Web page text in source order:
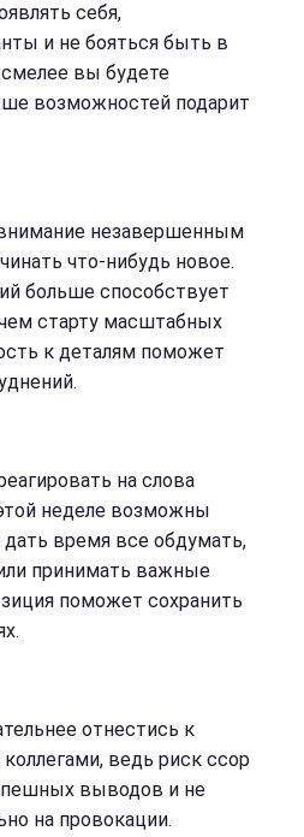
себя,
и не бояться быть в
вы будете
возможностей подарит
незавершенным
что-нибудь новое.
больше способствует
старту масштабных
к деталям поможет
на слова
неделе возможны
время все обдумать,
принимать важные
поможет сохранить
отнестись к
ведь риск ссор
выводов и не
на провокации.